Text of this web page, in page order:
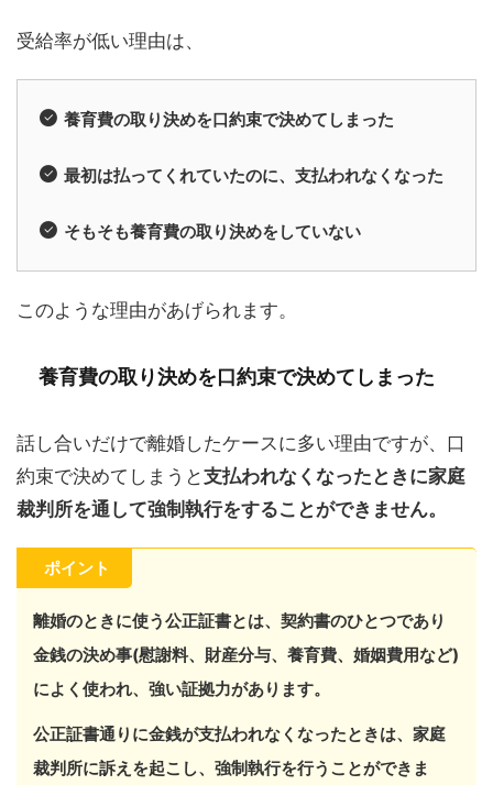
受給率が低い理由は、
養育費の取り決めを口約束で決めてしまった
最初は払ってくれていたのに、支払われなくなった
そもそも養育費の取り決めをしていない
このような理由があげられます。
養育費の取り決めを口約束で決めてしまった
話し合いだけで離婚したケースに多い理由ですが、口
約束で決めてしまうと支払われなくなったときに家庭
裁判所を通して強制執行をすることができません。
ポイント
離婚のときに使う公正証書とは、契約書のひとつであり
金銭の決め事(慰謝料、財産分与、養育費、婚姻費用など)
によく使われ、強い証拠力があります。
公正証書通りに金銭が支払われなくなったときは、家庭
裁判所に訴えを起こし、強制執行を行うことができま